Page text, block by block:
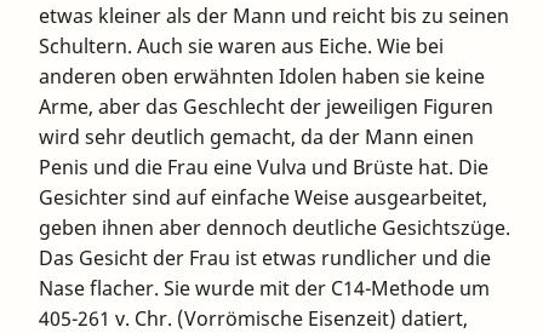
etwas kleiner als der Mann und reicht bis zu seinen
Schultern. Auch sie waren aus Eiche. Wie bei
anderen oben erwähnten Idolen haben sie keine
Arme, aber das Geschlecht der jeweiligen Figuren
wird sehr deutlich gemacht, da der Mann einen
Penis und die Frau eine Vulva und Brüste hat. Die
Gesichter sind auf einfache Weise ausgearbeitet,
geben ihnen aber dennoch deutliche Gesichtszüge.
Das Gesicht der Frau ist etwas rundlicher und die
Nase flacher. Sie wurde mit der C14-Methode um
405-261 v. Chr. (Vorrömische Eisenzeit) datiert,